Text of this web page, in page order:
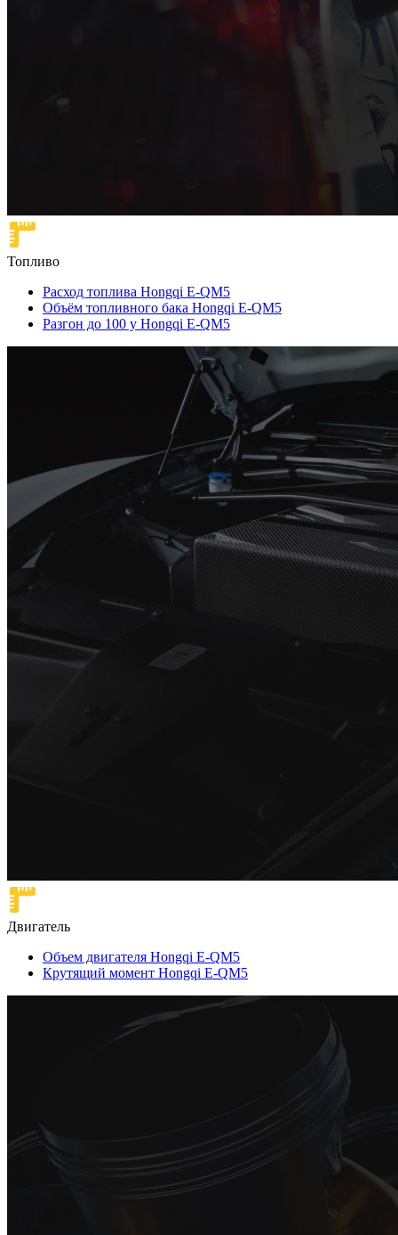
Топливо
Расход топлива Hongqi E-QM5
Объём топливного бака Hongqi E-QM5
Разгон до 100 у Hongqi E-QM5
Двигатель
Объем двигателя Hongqi E-QM5
Крутящий момент Hongqi E-QM5